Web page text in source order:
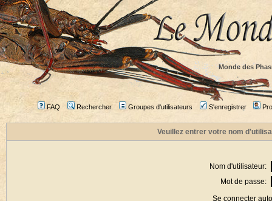
Monde des
FAQ Rechercher Groupes d'utilisateurs S'enregistrer
Veuillez entrer votre nom
Nom d'utilisateur:
Mot de passe:
Se connecter